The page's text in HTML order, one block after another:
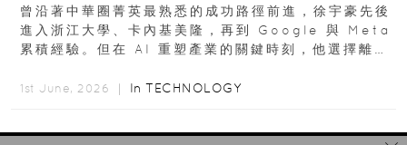
曾沿著中華圈菁英最熟悉的成功路徑前進，徐宇豪先後
進入浙江大學、卡內基美隆，再到 Google 與 Meta
累積經驗。但在 AI 重塑產業的關鍵時刻，他選擇離開
1st June, 2026 ｜ In TECHNOLOGY